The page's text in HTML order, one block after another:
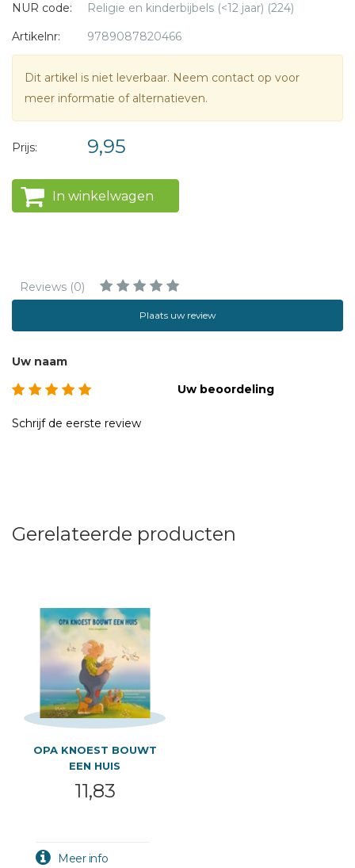
bos te lopen.
Maar Betty doet het toch. En dan...
NUR code:
Religie en kinderbijbels (<12 jaar) (224)
Artikelnr:
9789087820466
Dit artikel is niet leverbaar. Neem contact op voor
meer informatie of alternatieven.
Prijs: 9,95
In winkelwagen
Reviews (0)
Plaats uw review
Uw naam
Uw beoordeling
Schrijf de eerste review
Gerelateerde producten
OPA KNOEST BOUWT
EEN HUIS
11,83